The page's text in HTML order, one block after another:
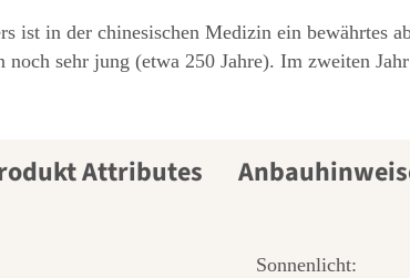
ist in der chinesischen Medizin ein bewährtes
sehr jung (etwa 250 Jahre). Im zweiten
Sonnenlicht: